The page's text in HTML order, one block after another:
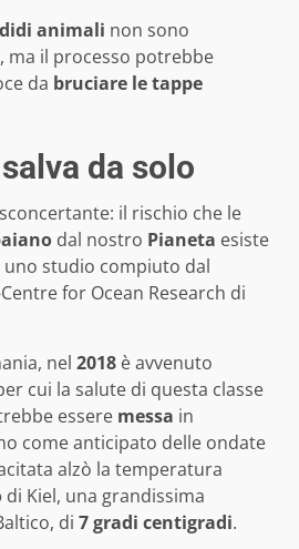
animali non sono
ma il processo potrebbe
da bruciare le tappe
da solo
il rischio che le
dal nostro Pianeta esiste
uno studio compiuto dal
for Ocean Research di
nel 2018 è avvenuto
cui la salute di questa classe
essere messa in
come anticipato delle ondate
alzò la temperatura
di Kiel, una grandissima
di 7 gradi centigradi.